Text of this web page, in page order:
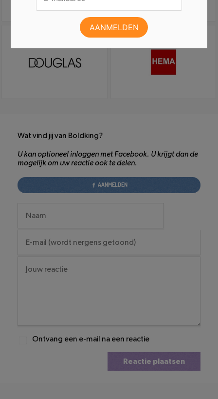
Wat vind jij van Boldking?
U kan optioneel inloggen met Facebook. U krijgt dan de
mogelijk om uw reactie ook te delen.
AANMELDEN
Ontvang een e-mail na een reactie
Reactie plaatsen